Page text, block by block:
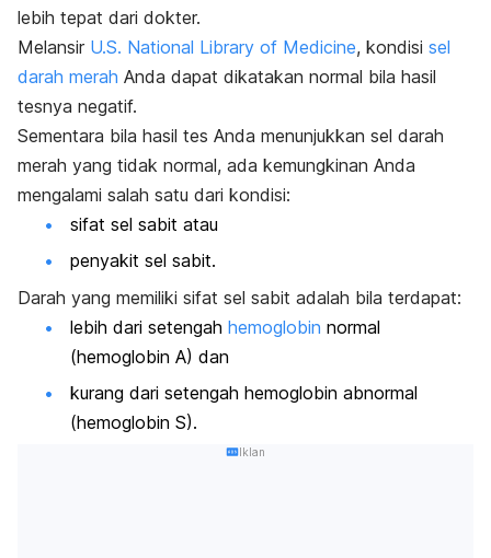
lebih tepat dari dokter.
Melansir U.S. National Library of Medicine, kondisi sel
darah merah Anda dapat dikatakan normal bila hasil
tesnya negatif.
Sementara bila hasil tes Anda menunjukkan sel darah
merah yang tidak normal, ada kemungkinan Anda
mengalami salah satu dari kondisi:
sifat sel sabit atau
penyakit sel sabit.
Darah yang memiliki sifat sel sabit adalah bila terdapat:
lebih dari setengah hemoglobin normal
(hemoglobin A) dan
kurang dari setengah hemoglobin abnormal
(hemoglobin S).
Iklan